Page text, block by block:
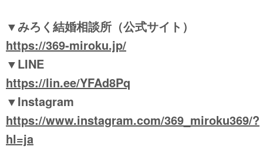
▼みろく結婚相談所（公式サイト）
https://369-miroku.jp/
▼LINE
https://lin.ee/YFAd8Pq
▼Instagram
https://www.instagram.com/369_miroku369/?
hl=ja